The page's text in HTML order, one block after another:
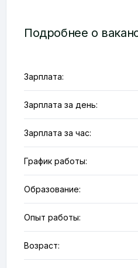
Подробнее о
Зарплата:
Зарплата за день:
Зарплата за час:
График работы:
Образование:
Опыт работы:
Возраст: